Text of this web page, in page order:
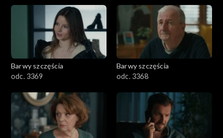
Barwy szczęścia
odc. 3369
Barwy szczęścia
odc. 3368